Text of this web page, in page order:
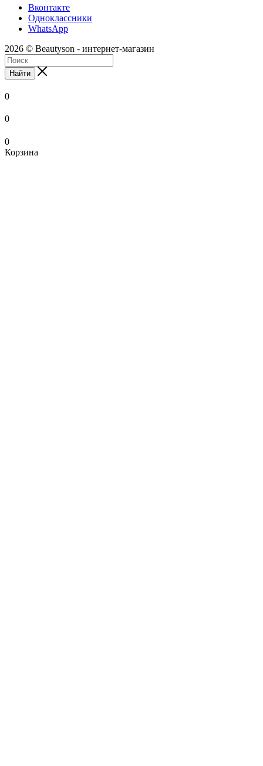
Вконтакте
Одноклассники
WhatsApp
2026 © Beautyson - интернет-магазин
Найти
0
0
0
Корзина